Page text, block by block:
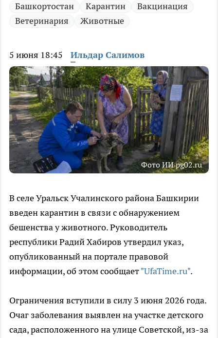
Башкортостан Карантин
Вакцинация
Ветеринария
Животные
5 июня 18:45 Ильдар Салимов
Фото ИИ pg02.ru
В селе Уральск Учалинского района Башкирии
введен карантин в связи с обнаружением
бешенства у животного. Руководитель
республики Радий Хабиров утвердил указ,
опубликованный на портале правовой
информации, об этом сообщает"UfaTime.ru".
Ограничения вступили в силу 3 июня 2026 года.
Очаг заболевания выявлен на участке детского
сада, расположенного на улице Советской, из-за